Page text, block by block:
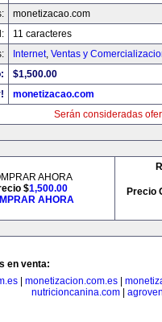
monetizacao.com
11 caracteres
Internet, Ventas y
$1,500.00
monetizacao.com
Serán consideradas
AHORA
$1,500.00
AHORA
Precio
en venta:
| monetizacion.com.es|
nutricioncanina.com